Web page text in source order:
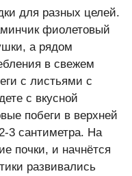
для разных целей.
фиолетовый
а рядом
в свежем
с листьями с
с вкусной
побеги в верхней
3 сантиметра. На
почки, и начнётся
развивались